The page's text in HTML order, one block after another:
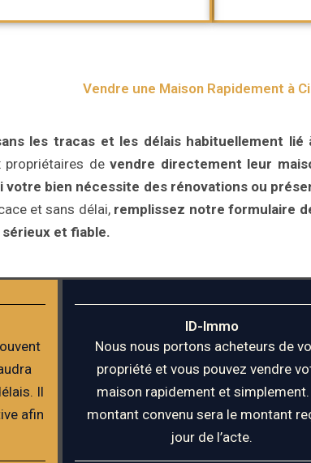
Vendre une Maison Rapidement à
les tracas et les délais habituellement
propriétaires devendre directement leur
votre bien nécessite des rénovations ou
et sans délai, remplissez notre formulaire
et fiable.
Il
afin
ID-Immo
Nous nous portons acheteurs de
propriété et vous pouvez vendre
maison rapidement et simplement.
montant convenu sera le montant
jour de l’acte.